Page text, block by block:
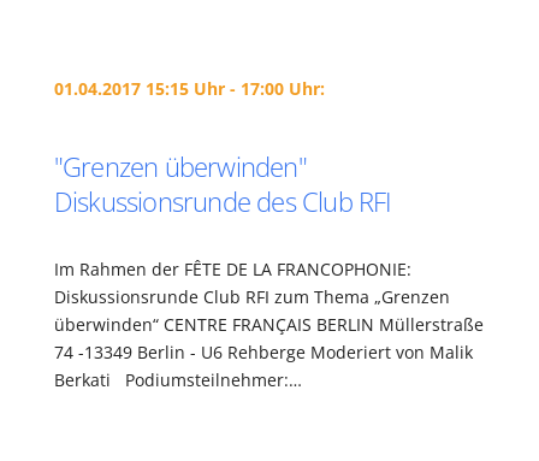
01.04.2017 15:15 Uhr - 17:00 Uhr:
"Grenzen überwinden"
Diskussionsrunde des Club RFI
Im Rahmen der FÊTE DE LA FRANCOPHONIE:
Diskussionsrunde Club RFI zum Thema „Grenzen
überwinden“ CENTRE FRANÇAIS BERLIN Müllerstraße
74 -13349 Berlin - U6 Rehberge Moderiert von Malik
Berkati Podiumsteilnehmer:…